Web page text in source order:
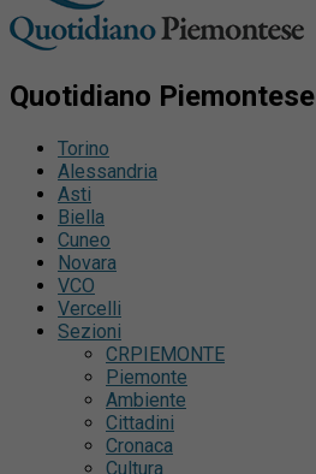
Quotidiano Piemontese
Torino
Alessandria
Asti
Biella
Cuneo
Novara
VCO
Vercelli
Sezioni
CRPIEMONTE
Piemonte
Ambiente
Cittadini
Cronaca
Cultura